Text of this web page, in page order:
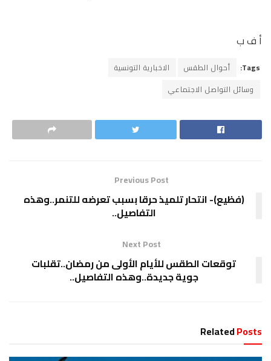
أ ف ب
Tags: أحوال الطقس
الاخبارية التونسية
وسائل التواصل الاجتماعي
Previous Post
(فظيع)- انتحار تلميذ حرقا بسبب تعرضه للتنمر..وهذه
التفاصيل..
Next Post
توقعات الطقس للأيام الأولى من رمضان..تقلبات
جوية جديدة..وهذه التفاصيل..
RelatedPosts